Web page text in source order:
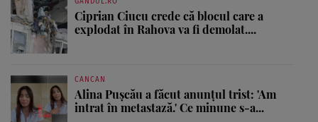
Ciprian Ciucu crede că blocul care a
explodat în Rahova va fi demolat....
CANCAN
Alina Pușcău a făcut anunțul trist: 'Am
intrat în metastază.' Ce minune s-a...